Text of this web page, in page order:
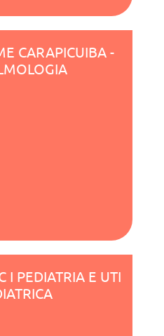
CARAPICUIBA -
I PEDIATRIA E UTI